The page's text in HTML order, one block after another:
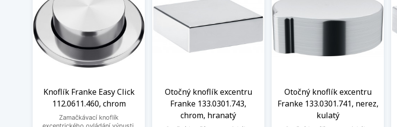
Knoflík Franke Easy Click
112.0611.460, chrom
Zamačkávací knoflík
Otočný knoflík excentru
Franke 133.0301.743,
chrom, hranatý
Otočný knoflík excentru
Franke 133.0301.741, nerez,
kulatý